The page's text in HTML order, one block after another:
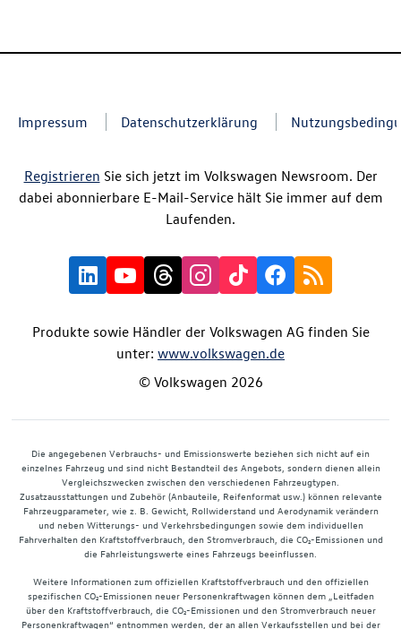
Impressum Datenschutzerklärung
Registrieren Sie sich jetzt im Volkswagen Newsroom. Der
dabei abonnierbare E-Mail-Service hält Sie immer auf dem
Laufenden.
Produkte sowie Händler der Volkswagen AG finden Sie
unter: www.volkswagen.de
© Volkswagen 2026
Die angegebenen Verbrauchs- und Emissionswerte beziehen sich nicht auf ein
einzelnes Fahrzeug und sind nicht Bestandteil des Angebots, sondern dienen allein
Vergleichszwecken zwischen den verschiedenen Fahrzeugtypen.
Zusatzausstattungen und Zubehör (Anbauteile, Reifenformat usw.) können relevante
Fahrzeugparameter, wie z. B. Gewicht, Rollwiderstand und Aerodynamik verändern
und neben Witterungs- und Verkehrsbedingungen sowie dem individuellen
Fahrverhalten den Kraftstoffverbrauch, den Stromverbrauch, die CO₂-Emissionen und
die Fahrleistungswerte eines Fahrzeugs beeinflussen.
Weitere Informationen zum offiziellen Kraftstoffverbrauch und den offiziellen
spezifischen CO₂-Emissionen neuer Personenkraftwagen können dem „Leitfaden
über den Kraftstoffverbrauch, die CO₂-Emissionen und den Stromverbrauch neuer
Personenkraftwagen“ entnommen werden, der an allen Verkaufsstellen und bei der